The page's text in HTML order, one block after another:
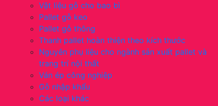
Vật liệu gỗ cho bao bì
Pallet gỗ keo
Pallet gỗ thông
Thanh pallet hoàn thiện theo kích thước
Nguyên phụ liệu cho ngành sản xuất pallet và
trang trí nội thất
Ván ép công nghiệp
Gỗ nhập khẩu
Các loại khác